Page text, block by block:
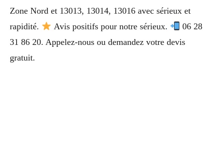
Zone Nord et 13013, 13014, 13016 avec sérieux et
rapidité.
Avis positifs pour notre sérieux.
06 28
31 86 20. Appelez-nous ou demandez votre devis
gratuit.